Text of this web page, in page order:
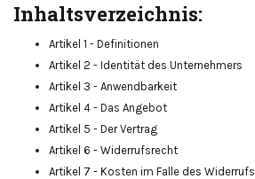
Inhaltsverzeichnis:
Artikel 1 - Definitionen
Artikel 2 - Identität des Unternehmers
Artikel 3 - Anwendbarkeit
Artikel 4 - Das Angebot
Artikel 5 - Der Vertrag
Artikel 6 - Widerrufsrecht
Artikel 7 - Kosten im Falle des Widerrufs